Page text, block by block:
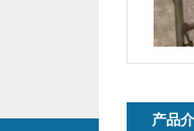
产品